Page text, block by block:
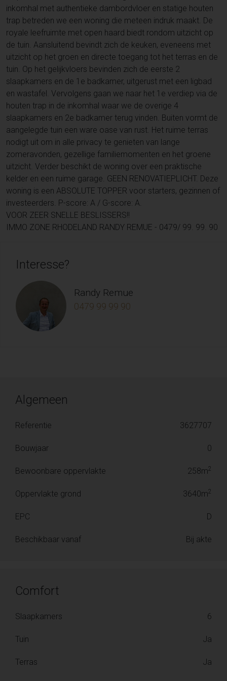
inkomhal met authentieke dambordvloer en statige houten
trap betreden we een woning die meteen indruk maakt. De
royale leefruimte met open haard biedt rondom uitzicht op
de tuin. Aansluitend bevindt zich de keuken, eveneens met
uitzicht op het groen en directe toegang tot het terras en de
tuin. Op het gelijkvloers bevinden zich de eerste 2
slaapkamers en de 1e badkamer, uitgerust met een ligbad
en wastafel. Vervolgens gaan we naar het 1e verdiep via de
houten trap in de inkomhal waar we de overige 4
slaapkamers en 2e badkamer terug vinden. Buiten vormt de
aangelegde tuin een ware oase van rust. Het ruime terras
nodigt uit om in alle privacy te genieten van lange
zomeravonden, gezellige familiemomenten en het groene
uitzicht. Verder beschikt de woning over een praktische
kelder en een ruime garage. GEEN RENOVATIEPLICHT. Deze
woning is een ABSOLUTE TOPPER voor starters, gezinnen of
investeerders. P-score: A / G-score: A.
VOOR ZEER SNELLE BESLISSERS!!
IMMO ZONE RHODELAND RANDY REMUE - 0479/ 99. 99. 90
Interesse?
Randy Remue
0479 99 99 90
Algemeen
Referentie 3627707
Bouwjaar 0
Bewoonbare oppervlakte 258m2
Oppervlakte grond 3640m2
EPC D
Beschikbaar vanaf Bij akte
Comfort
Slaapkamers 6
Tuin Ja
Terras Ja